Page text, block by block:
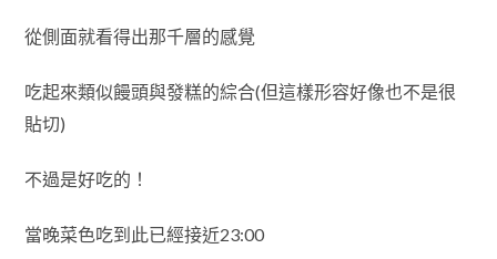
從側面就看得出那千層的感覺
吃起來類似饅頭與發糕的綜合(但這樣形容好像也不是很
貼切)
不過是好吃的！
當晚菜色吃到此已經接近23:00